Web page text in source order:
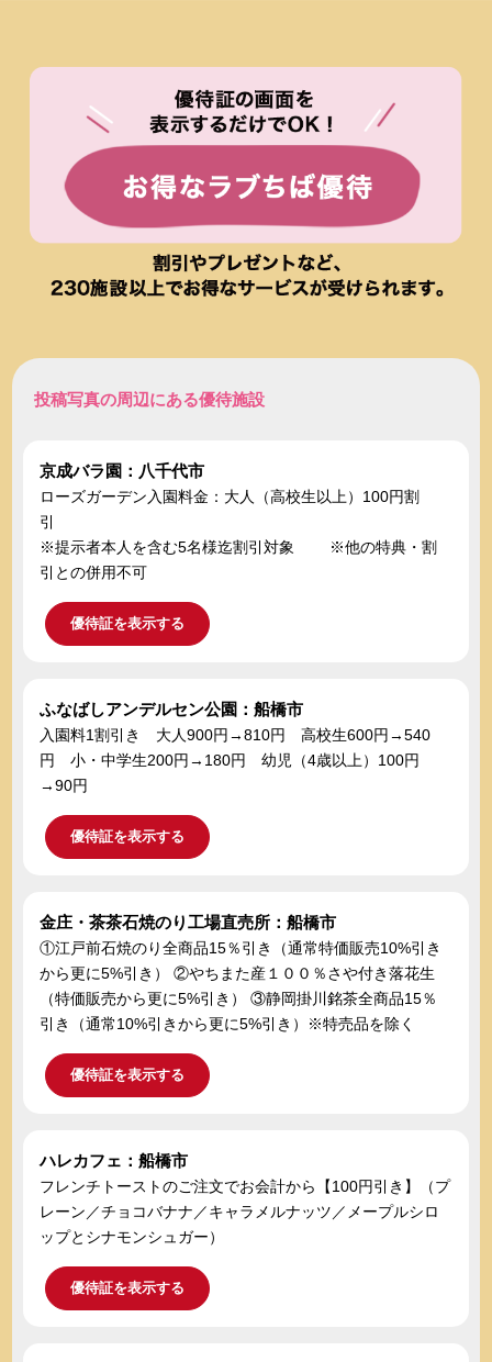
投稿写真の周辺にある優待施設
京成バラ園：八千代市
ローズガーデン入園料金：大人（高校生以上）100円割
引
※提示者本人を含む5名様迄割引対象 ※他の特典・割
引との併用不可
優待証を表示する
ふなばしアンデルセン公園：船橋市
入園料1割引き 大人900円→810円 高校生600円→540
円 小・中学生200円→180円 幼児（4歳以上）100円
→90円
優待証を表示する
金庄・茶茶石焼のり工場直売所：船橋市
①江戸前石焼のり全商品15％引き（通常特価販売10%引き
から更に5%引き） ②やちまた産１００％さや付き落花生
（特価販売から更に5%引き） ③静岡掛川銘茶全商品15％
引き（通常10%引きから更に5%引き）※特売品を除く
優待証を表示する
ハレカフェ：船橋市
フレンチトーストのご注文でお会計から【100円引き】（プ
レーン／チョコバナナ／キャラメルナッツ／メープルシロ
ップとシナモンシュガー）
優待証を表示する